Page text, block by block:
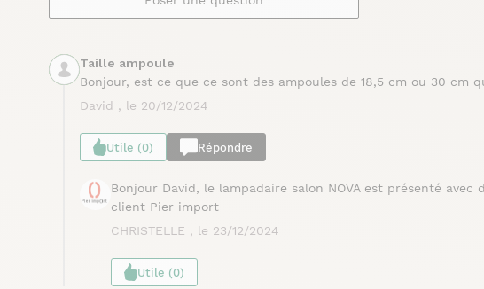
Taille ampoule
Bonjour, est ce que ce sont des ampoules de 18,5 cm ou 30 cm
David , le 20/12/2024
Utile (0) Répondre
Bonjour David, le lampadaire salon NOVA est présenté
client Pier import
CHRISTELLE , le 23/12/2024
Utile (0)